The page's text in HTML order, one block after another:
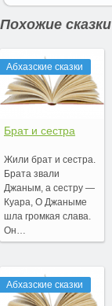
Похожие сказки
Абхазские сказки
Брат и сестра
Жили брат и сестра.
Брата звали
Джаным, а сестру —
Куара, О Джаныме
шла громкая слава.
Он…
Абхазские сказки